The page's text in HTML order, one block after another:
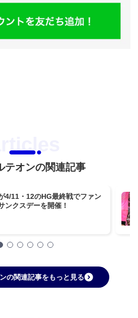
テオンの関連記事
4/11・12のHG最終戦でファン
ンクスデーを開催！
の関連記事をもっと見る